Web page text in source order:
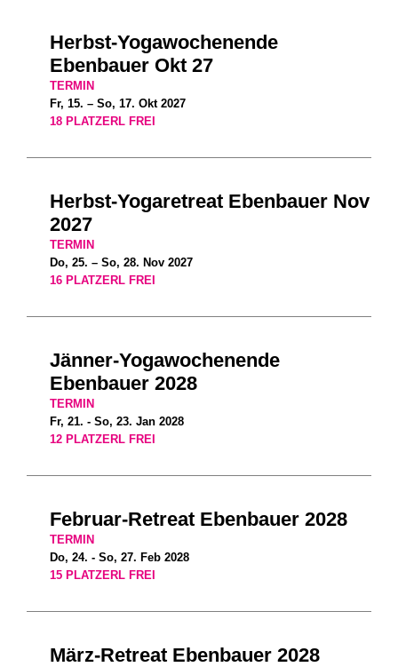
Herbst-Yogawochenende
Ebenbauer Okt 27
TERMIN
Fr, 15. – So, 17. Okt 2027
18 PLATZERL FREI
Herbst-Yogaretreat Ebenbauer Nov
2027
TERMIN
Do, 25. – So, 28. Nov 2027
16 PLATZERL FREI
Jänner-Yogawochenende
Ebenbauer 2028
TERMIN
Fr, 21. - So, 23. Jan 2028
12 PLATZERL FREI
Februar-Retreat Ebenbauer 2028
TERMIN
Do, 24. - So, 27. Feb 2028
15 PLATZERL FREI
März-Retreat Ebenbauer 2028